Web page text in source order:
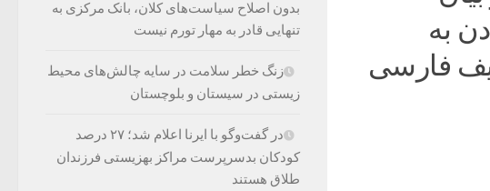
به
فارسی
بدون اصلاح سیاست‌های کلان، بانک مرکزی به
تنهایی قادر به مهار تورم نیست
زنگ خطر سلامت در سایه چالش‌های محیط
زیستی در سیستان و بلوچستان
در گفت‌وگو با ایرنا اعلام شد؛ ۲۷ درصد
کودکان بدسرپرست مراکز بهزیستی فرزندان
طلاق هستند